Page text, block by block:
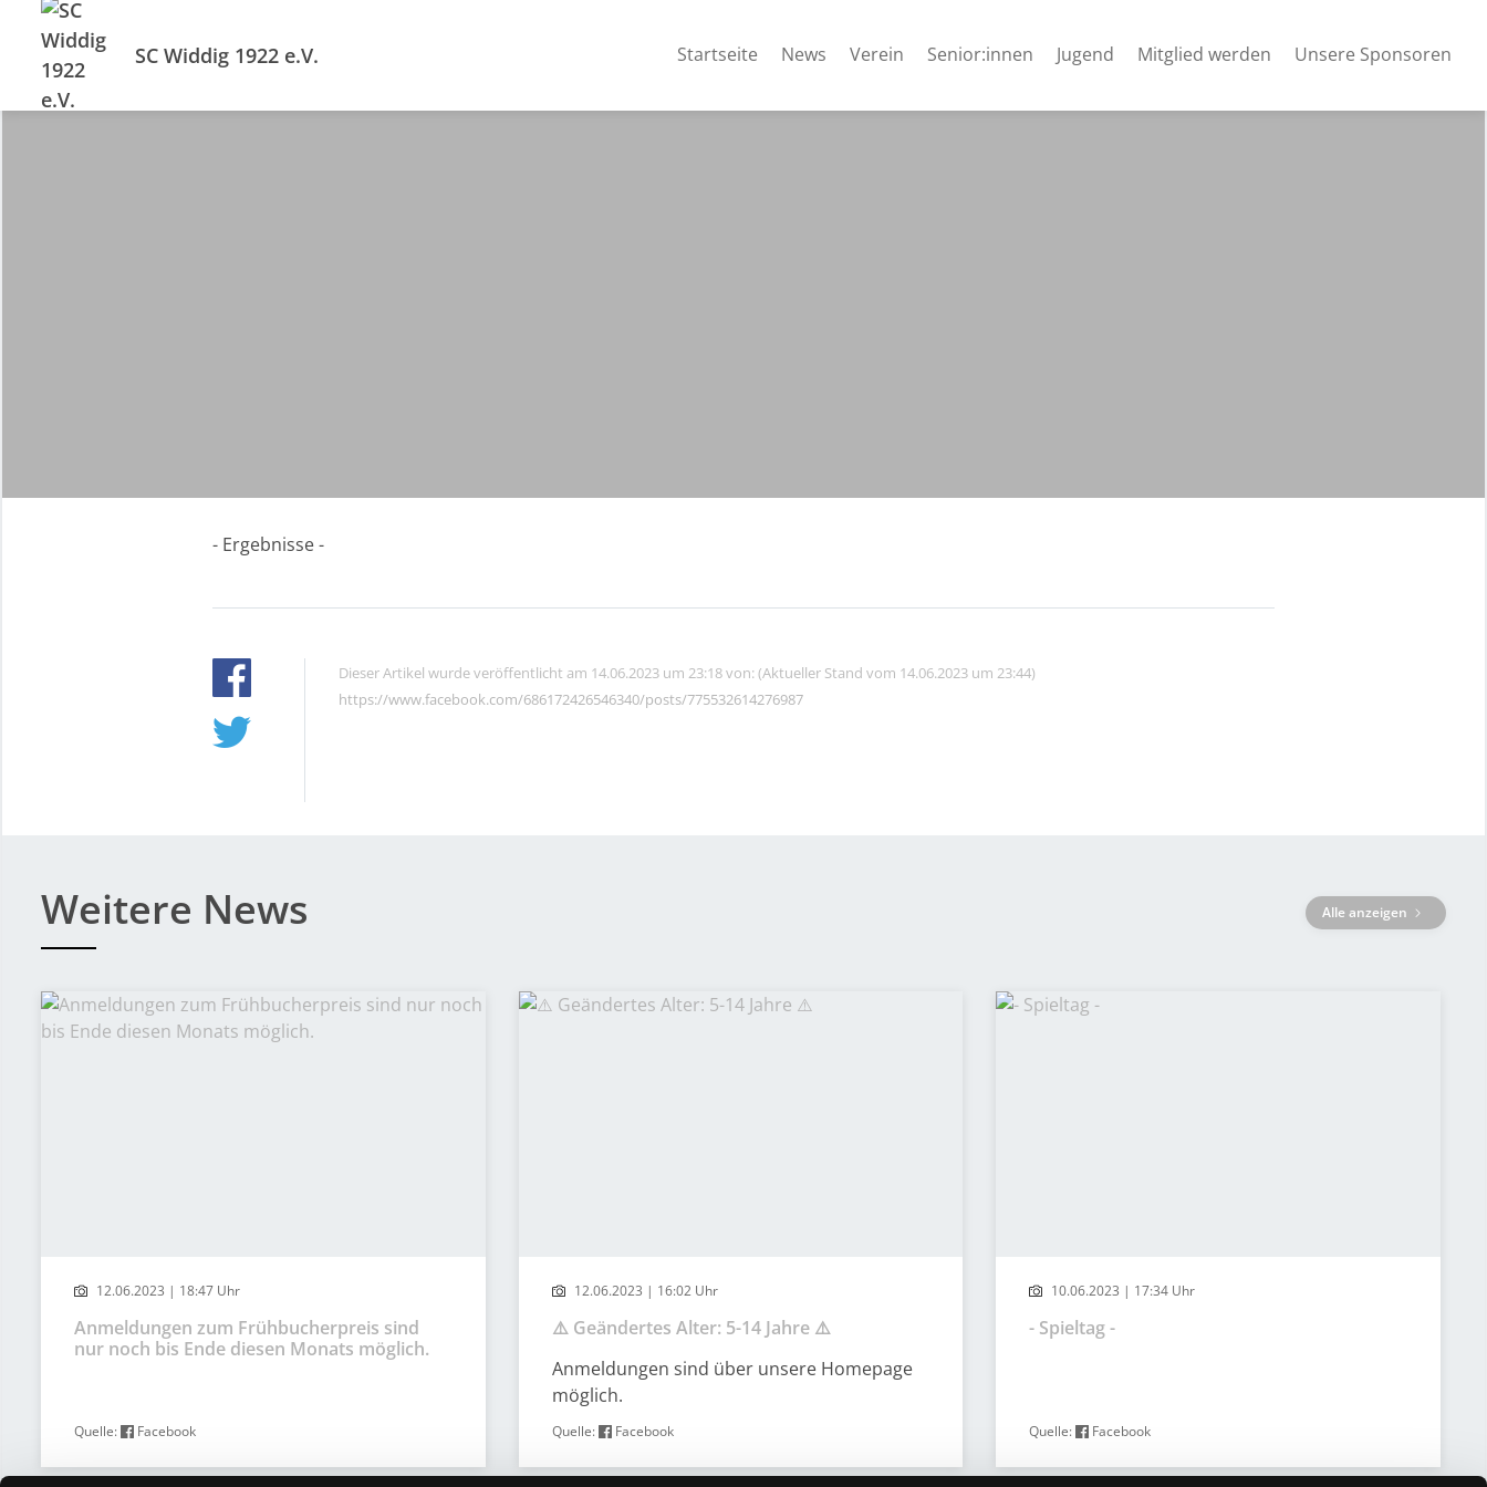
SC Widdig 1922 e.V. Startseite News Verein Senior:innen Jugend Mitglied werden Unsere Sponsoren
- Ergebnisse -
Dieser Artikel wurde veröffentlicht am 14.06.2023 um 23:18 von: (Aktueller Stand vom 14.06.2023 um 23:44)
https://www.facebook.com/686172426546340/posts/775532614276987
Weitere News Alle anzeigen
12.06.2023 | 18:47 Uhr
Anmeldungen zum Frühbucherpreis sind
nur noch bis Ende diesen Monats möglich.
Quelle: Facebook
12.06.2023 | 16:02 Uhr
⚠️ Geändertes Alter: 5-14 Jahre ⚠️
Anmeldungen sind über unsere Homepage
möglich.
Quelle: Facebook
10.06.2023 | 17:34 Uhr
- Spieltag -
Quelle: Facebook